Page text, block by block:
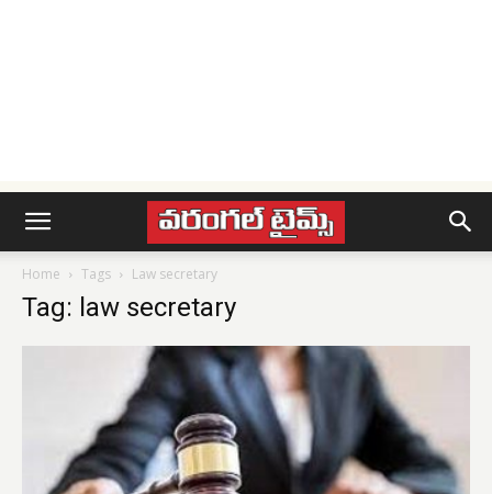
Home Tags Law secretary
Tag: law secretary